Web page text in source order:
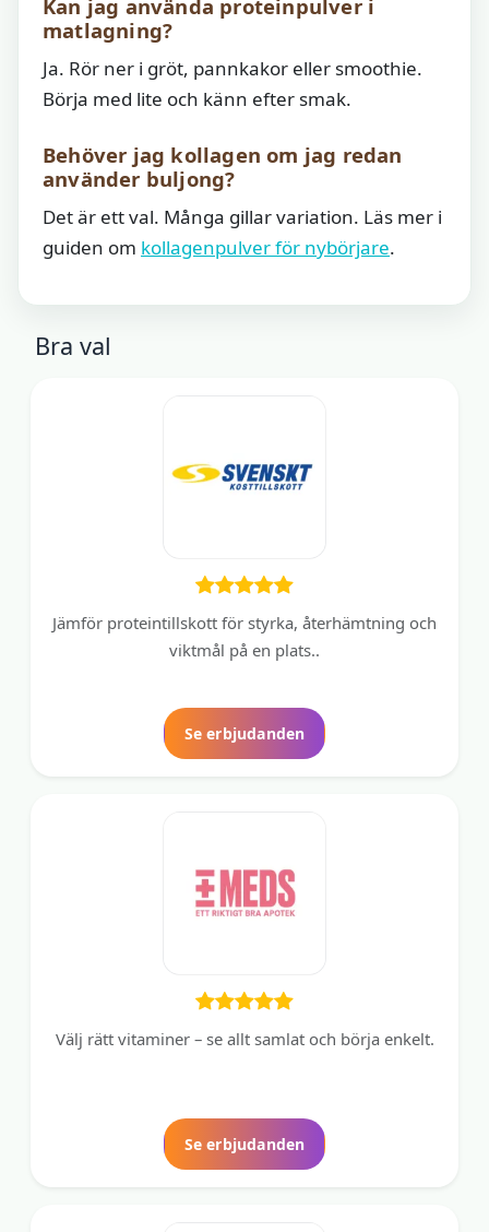
Kan jag använda proteinpulver i
matlagning?
Ja. Rör ner i gröt, pannkakor eller smoothie.
Börja med lite och känn efter smak.
Behöver jag kollagen om jag redan
använder buljong?
Det är ett val. Många gillar variation. Läs mer i
guiden om kollagenpulver för nybörjare.
Bra val
Jämför proteintillskott för styrka, återhämtning och
viktmål på en plats..
Se erbjudanden
Välj rätt vitaminer – se allt samlat och börja enkelt.
Se erbjudanden